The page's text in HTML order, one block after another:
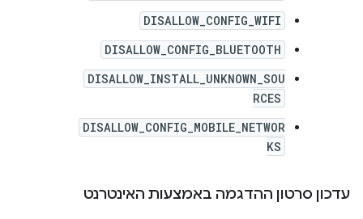
DISALLOW_CONFIG_WIFI
DISALLOW_CONFIG_BLUETOOTH
DISALLOW_INSTALL_UNKNOWN_SOU
RCES
DISALLOW_CONFIG_MOBILE_NETWOR
KS
עדכון סרטון ההדגמה באמצעות האינטרנט